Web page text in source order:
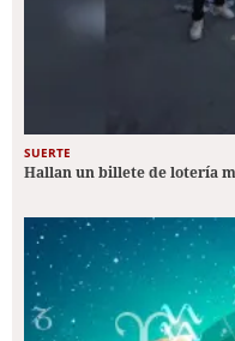
SUERTE
Hallan un billete de lotería